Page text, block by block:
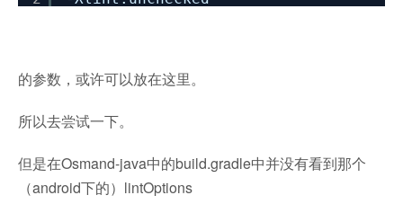
的参数，或许可以放在这里。
所以去尝试一下。
但是在Osmand-java中的build.gradle中并没有看到那个
（android下的）lintOptions